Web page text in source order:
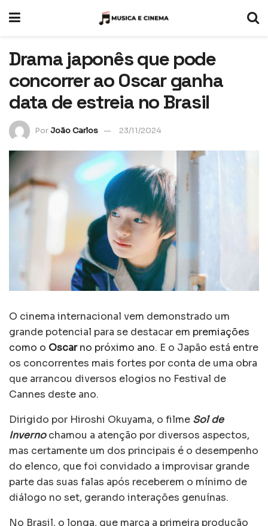
Drama japonês que pode
concorrer ao Oscar ganha
data de estreia no Brasil
PorJoão Carlos 23/11/2024
O cinema internacional vem demonstrado um
grande potencial para se destacar em premiações
como o Oscarno próximo ano. E o Japão está entre
os concorrentes mais fortes por conta de uma obra
que arrancou diversos elogios no Festival de
Cannes deste ano.
Dirigido por Hiroshi Okuyama, o filme Sol de
Invernochamou a atenção por diversos aspectos,
mas certamente um dos principais é o desempenho
do elenco, que foi convidado a improvisar grande
parte das suas falas após receberem o mínimo de
diálogo no set, gerando interações genuínas.
No Brasil, o longa, que marca a primeira produção